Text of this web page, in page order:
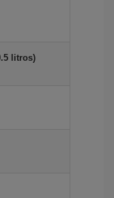
litros)